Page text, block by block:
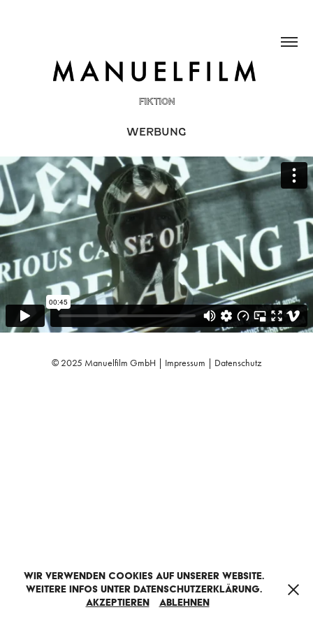
FIKTION
WERBUNG
© 2025 Manuelfilm GmbH | Impressum Datenschutz
Wir verwenden Cookies auf unserer Website.
Weitere Infos unter Datenschutzerklärung.
Akzeptieren
Ablehnen